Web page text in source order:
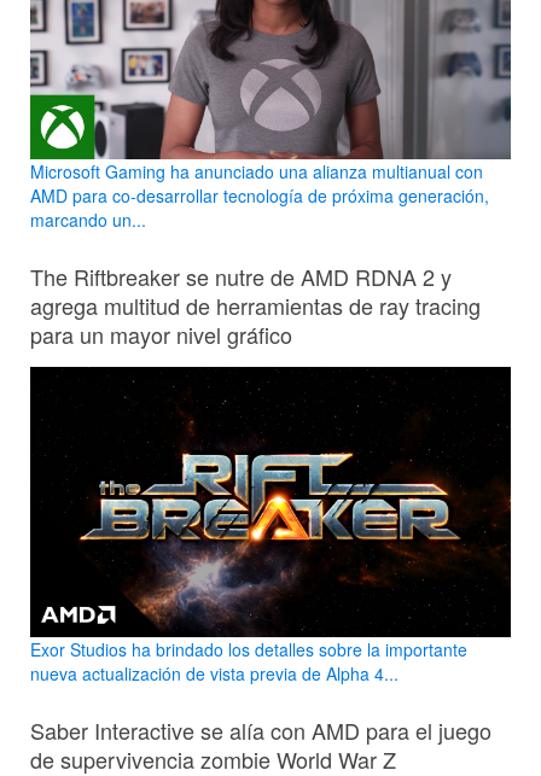
Microsoft Gaming ha anunciado una alianza multianual con
AMD para co-desarrollar tecnología de próxima generación,
marcando un...
The Riftbreaker se nutre de AMD RDNA 2 y
agrega multitud de herramientas de ray tracing
para un mayor nivel gráfico
Exor Studios ha brindado los detalles sobre la importante
nueva actualización de vista previa de Alpha 4...
Saber Interactive se alía con AMD para el juego
de supervivencia zombie World War Z